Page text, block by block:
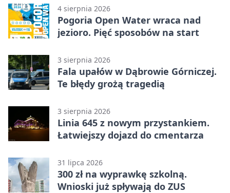
4 sierpnia 2026
Pogoria Open Water wraca nad
jezioro. Pięć sposobów na start
3 sierpnia 2026
Fala upałów w Dąbrowie Górniczej.
Te błędy grożą tragedią
3 sierpnia 2026
Linia 645 z nowym przystankiem.
Łatwiejszy dojazd do cmentarza
31 lipca 2026
300 zł na wyprawkę szkolną.
Wnioski już spływają do ZUS